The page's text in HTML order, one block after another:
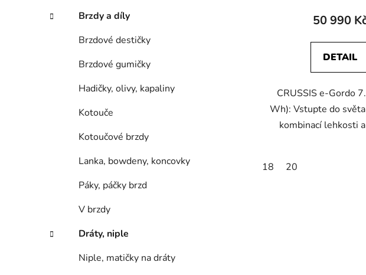
Brzdy a díly
Brzdové destičky
Brzdové gumičky
Hadičky, olivy, kapaliny
Kotouče
Kotoučové brzdy
Lanka, bowdeny, koncovky
Páky, páčky brzd
V brzdy
Dráty, niple
Niple, matičky na dráty
50 990
DETAIL
CRUSSIS e-Gordo
Wh): Vstupte do
kombinací lehkosti
18 20